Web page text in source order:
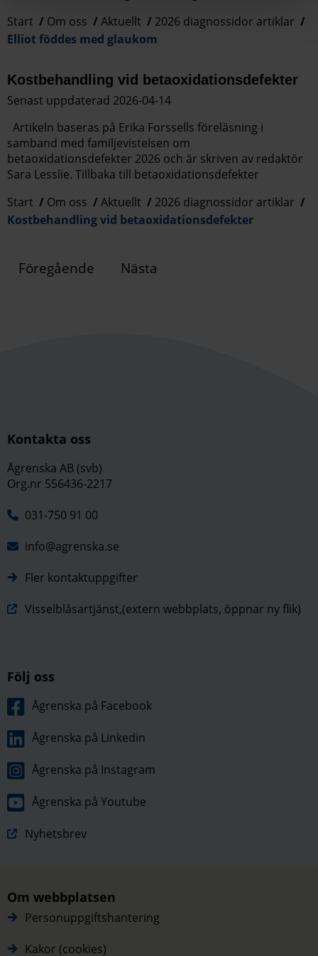
Start
Om oss Aktuellt
2026 diagnossidor artiklar
Elliot föddes med glaukom
Kostbehandling vid betaoxidationsdefekter
Senast uppdaterad 2026-04-14
Artikeln baseras på Erika Forssells föreläsning i
samband med familjevistelsen om
betaoxidationsdefekter 2026 och är skriven av redaktör
Sara Lesslie. Tillbaka till betaoxidationsdefekter
Start
Om oss Aktuellt
2026 diagnossidor artiklar
Kostbehandling vid betaoxidationsdefekter
Föregående Nästa
Kontakta oss
Ågrenska AB (svb)
Org.nr 556436-2217
031-750 91 00
info@agrenska.se
Fler kontaktuppgifter
Visselblåsartjänst,(extern webbplats, öppnar ny flik)
Följ oss
Ågrenska på Facebook
Ågrenska på Linkedin
Ågrenska på Instagram
Ågrenska på Youtube
Nyhetsbrev
Om webbplatsen
Personuppgiftshantering
Kakor (cookies)